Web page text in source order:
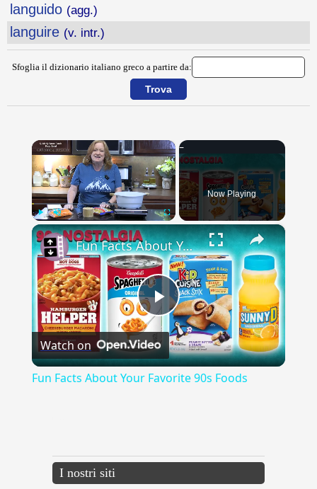
languido (agg.)
languire (v. intr.)
Sfoglia il dizionario italiano greco a partire da:
×
Play Unmute
Now Playing
×
Play
Video
Fun Facts About Your Favorite 90s Foods
Watch on
Fun Facts About Your Favorite 90s Foods
I nostri siti